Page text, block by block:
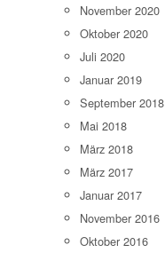
November 2020
Oktober 2020
Juli 2020
Januar 2019
September 2018
Mai 2018
März 2018
März 2017
Januar 2017
November 2016
Oktober 2016